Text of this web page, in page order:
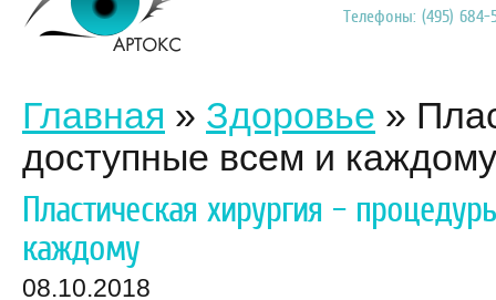
Телефоны: (495) 684-
Главная » Здоровье »
доступные всем и каждому
Пластическая хирургия –
каждому
08.10.2018